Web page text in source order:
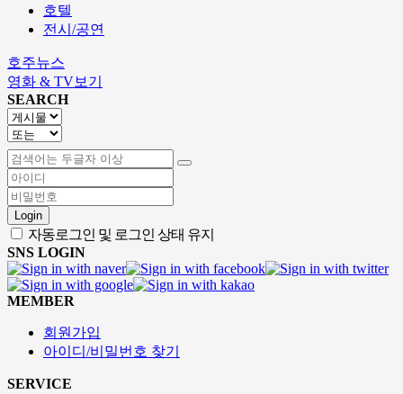
호텔
전시/공연
호주뉴스
영화 & TV보기
SEARCH
Login
자동로그인 및 로그인 상태 유지
SNS LOGIN
MEMBER
회원가입
아이디/비밀번호 찾기
SERVICE